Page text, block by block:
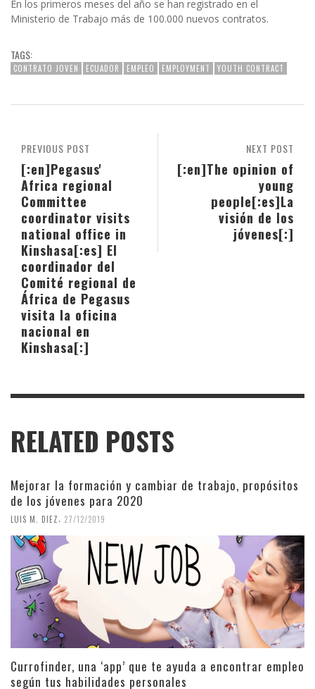
En los primeros meses del año se han registrado en el
Ministerio de Trabajo más de 100.000 nuevos contratos.
TAGS:
CONTRATO JOVEN ECUADOR EMPLEO EMPLOYMENT YOUTH CONTRACT
NEXT POST
[:en]The opinion of
young
people[:es]La
visión de los
jóvenes[:]
PREVIOUS POST
[:en]Pegasus'
Africa regional
Committee
coordinator visits
national office in
Kinshasa[:es] El
coordinador del
Comité regional de
África de Pegasus
visita la oficina
nacional en
Kinshasa[:]
RELATED POSTS
Mejorar la formación y cambiar de trabajo, propósitos
de los jóvenes para 2020
LUIS M. DIEZ 27/12/2019
Currofinder, una ‘app’ que te ayuda a encontrar empleo
según tus habilidades personales